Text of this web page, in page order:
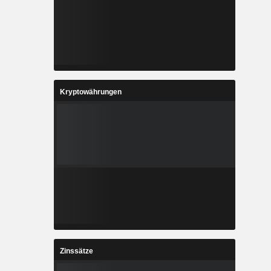
Kryptowährungen
Zinssätze